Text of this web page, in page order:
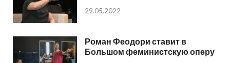
29.05.2022
Роман Феодори ставит в
Большом феминистскую оперу